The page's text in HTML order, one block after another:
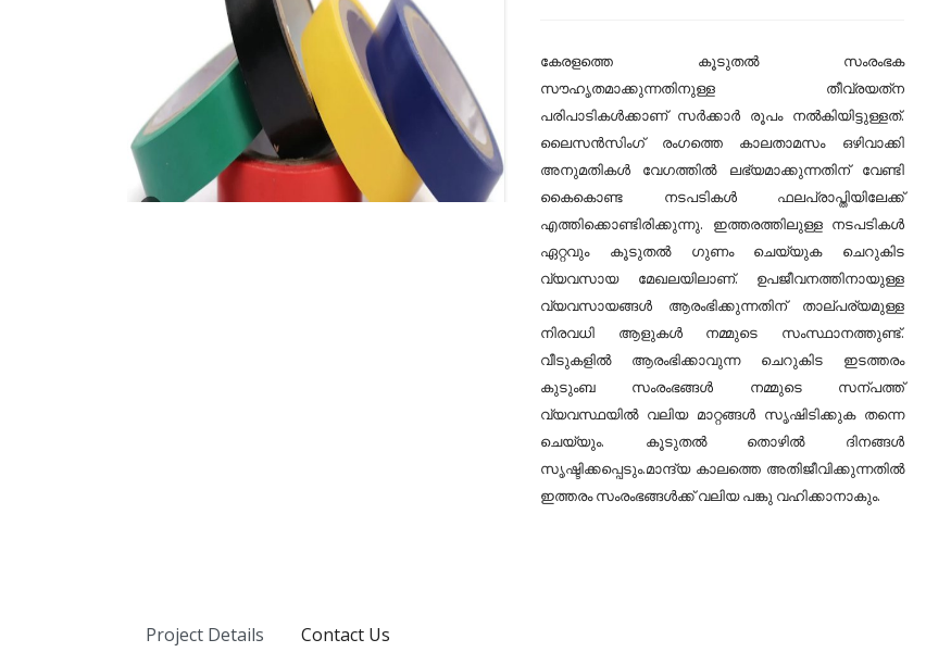
കേരളത്തെ കൂടുതൽ സംരംഭക
സൗഹൃതമാക്കുന്നതിനുള്ള തീവ്രയത്‌ന
പരിപാടികൾക്കാണ് സർക്കാർ രൂപം നൽകിയിട്ടുള്ളത്.
ലൈസൻസിംഗ് രംഗത്തെ കാലതാമസം ഒഴിവാക്കി
അനുമതികൾ വേഗത്തിൽ ലഭ്യമാക്കുന്നതിന് വേണ്ടി
കൈകൊണ്ട നടപടികൾ ഫലപ്രാപ്തിയിലേക്ക്
എത്തിക്കൊണ്ടിരിക്കുന്നു. ഇത്തരത്തിലുള്ള നടപടികൾ
ഏറ്റവും കൂടുതൽ ഗുണം ചെയ്‌യുക ചെറുകിട
വ്യവസായ മേഖലയിലാണ്. ഉപജീവനത്തിനായുള്ള
വ്യവസായങ്ങൾ ആരംഭിക്കുന്നതിന് താല്പര്യമുള്ള
നിരവധി ആളുകൾ നമ്മുടെ സംസ്ഥാനത്തുണ്ട്.
വീടുകളിൽ ആരംഭിക്കാവുന്ന ചെറുകിട ഇടത്തരം
കുടുംബ സംരംഭങ്ങൾ നമ്മുടെ സന്പത്ത്
വ്യവസ്ഥയിൽ വലിയ മാറ്റങ്ങൾ സൃഷിടിക്കുക തന്നെ
ചെയ്‌യും. കൂടുതൽ തൊഴിൽ ദിനങ്ങൾ
സൃഷ്ടിക്കപ്പെടും.മാന്ദ്യ കാലത്തെ അതിജീവിക്കുന്നതിൽ
ഇത്തരം സംരംഭങ്ങൾക്ക് വലിയ പങ്കു വഹിക്കാനാകും.
Project Details Contact Us